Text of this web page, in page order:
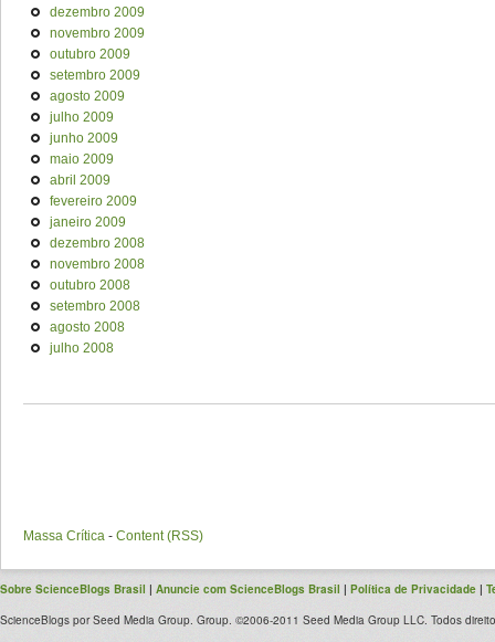
dezembro 2009
novembro 2009
outubro 2009
setembro 2009
agosto 2009
julho 2009
junho 2009
maio 2009
abril 2009
fevereiro 2009
janeiro 2009
dezembro 2008
novembro 2008
outubro 2008
setembro 2008
agosto 2008
julho 2008
Massa Crítica - Content (RSS)
Sobre ScienceBlogs Brasil | Anuncie com ScienceBlogs Brasil | Política de Privacidade |
ScienceBlogs por Seed Media Group. Group. ©2006-2011 Seed Media Group LLC. Todos